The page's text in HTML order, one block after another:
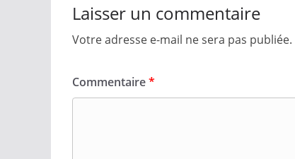
Laisser un commentaire
Votre adresse e-mail ne sera pas publiée.
Commentaire*